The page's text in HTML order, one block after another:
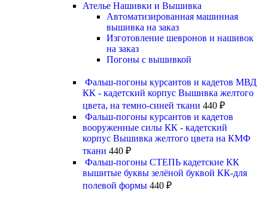
Ателье Нашивки и Вышивка
Автоматизированная машинная
вышивка на заказ
Изготовление шевронов и нашивок
на заказ
Погоны с вышивкой
Фальш-погоны курсантов и кадетов МВД
КК - кадетский корпус Вышивка желтого
цвета, на темно-синей ткани 440 ₽
Фальш-погоны курсантов и кадетов
вооруженные силы КК - кадетский
корпус Вышивка желтого цвета на КМФ
ткани 440 ₽
Фальш-погоны СТЕПЬ кадетские КК
вышитые буквы зелёной буквой КК-для
полевой формы 440 ₽